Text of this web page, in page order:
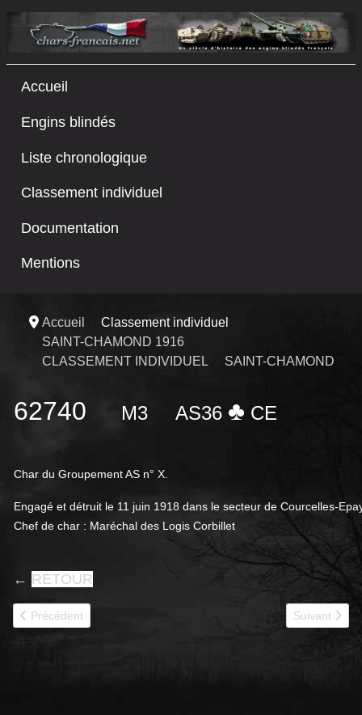
Accueil
Engins blindés
Liste chronologique
Classement individuel
Documentation
Mentions
Accueil
Classement individuel
SAINT-CHAMOND 1916
CLASSEMENT INDIVIDUEL
SAINT-CHAMOND
62740 M3 AS36 ♣ CE
Char du Groupement AS n° X.
Engagé et détruit le 11 juin 1918 dans le secteur de Courcelles-
Chef de char : Maréchal des Logis Corbillet
← RETOUR
Article précédent : 62741
Précédent Article
Suivant